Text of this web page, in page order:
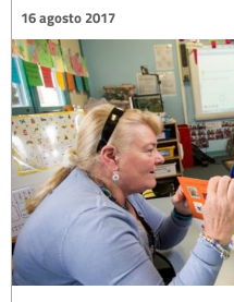
16 agosto 2017